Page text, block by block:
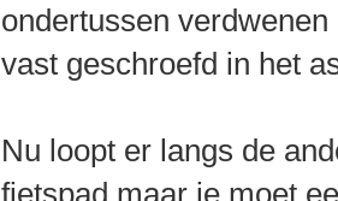
ondertussen
vast geschroefd in het
Nu loopt er langs de
fietspad maar je moet